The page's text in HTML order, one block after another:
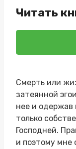
Читать
Смерть или
затеянной
нее и одержав
только
Господней.
и поэтому мне